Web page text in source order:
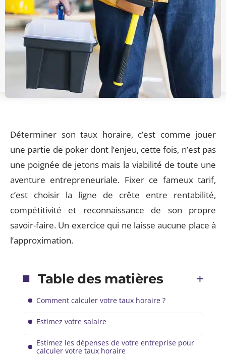
Déterminer son taux horaire, c’est comme jouer
une partie de poker dont l’enjeu, cette fois, n’est pas
une poignée de jetons mais la viabilité de toute une
aventure entrepreneuriale. Fixer ce fameux tarif,
c’est choisir la ligne de crête entre rentabilité,
compétitivité et reconnaissance de son propre
savoir-faire. Un exercice qui ne laisse aucune place à
l’approximation.
Table des matières
Comment calculer votre taux horaire ?
Estimez votre salaire
Estimez les dépenses de votre entreprise pour
calculer votre taux horaire